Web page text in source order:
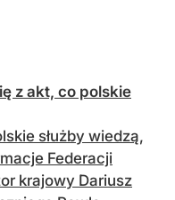
z akt, co polskie
służby wiedzą,
Federacji
krajowy Dariusz